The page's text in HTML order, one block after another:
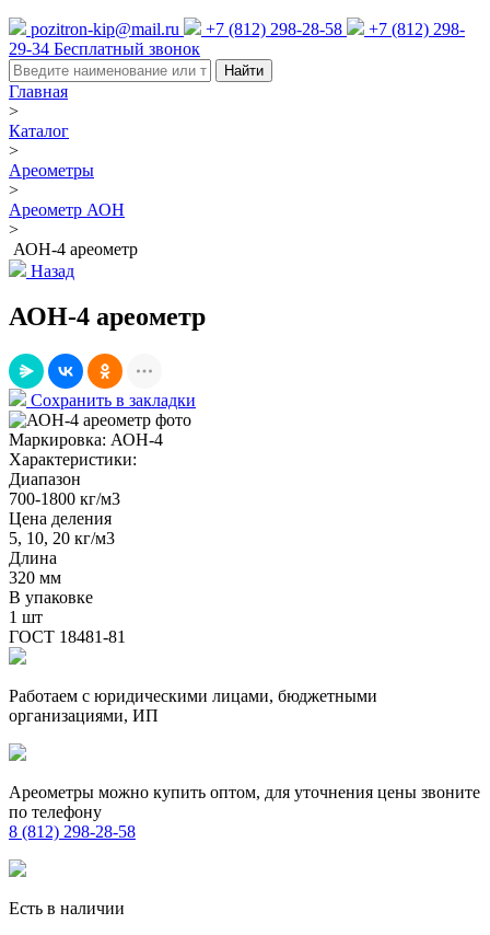
pozitron-kip@mail.ru +7 (812) 298-28-58
+7 (812) 298-
29-34 Бесплатный звонок
Найти
Главная
>
Каталог
>
Ареометры
>
Ареометр АОН
>
АОН-4 ареометр
Назад
АОН-4 ареометр
Сохранить в закладки
Маркировка: АОН-4
Характеристики:
Диапазон
700-1800 кг/м3
Цена деления
5, 10, 20 кг/м3
Длина
320 мм
В упаковке
1 шт
ГОСТ 18481-81
Работаем с юридическими лицами, бюджетными
организациями, ИП
Ареометры можно купить оптом, для уточнения цены звоните
по телефону
8 (812) 298-28-58
Есть в наличии